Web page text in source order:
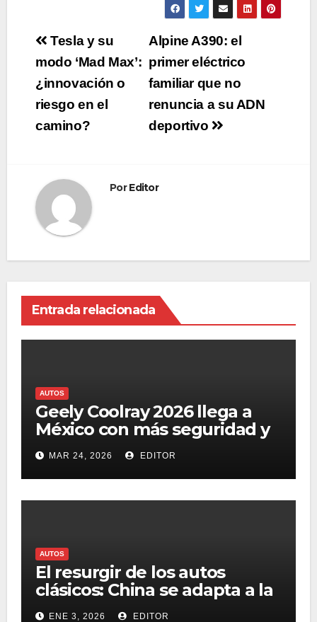
Navegación
de
entradas
Alpine A390: el
primer eléctrico
familiar que no
renuncia a su ADN
deportivo
Tesla y su
modo ‘Mad Max’:
¿innovación o
riesgo en el
camino?
PorEditor
Entrada relacionada
AUTOS
Geely Coolray 2026 llega a
México con más seguridad y
el sistema Flyme Auto
MAR 24, 2026 EDITOR
AUTOS
El resurgir de los autos
clásicos: China se adapta a la
demanda de los entusiastas
ENE 3, 2026 EDITOR